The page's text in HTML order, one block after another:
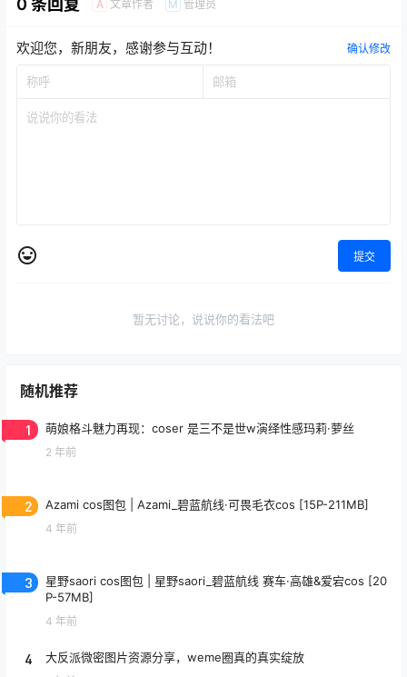
0 条回复 A 文章作者 M 管理员
欢迎您，新朋友，感谢参与互动！ 确认修改
提交
暂无讨论，说说你的看法吧
随机推荐
1 萌娘格斗魅力再现：coser 是三不是世w演绎性感玛莉·萝丝
2 年前
2 Azami cos图包 | Azami_碧蓝航线·可畏毛衣cos [15P-211MB]
4 年前
3
星野saori cos图包 | 星野saori_碧蓝航线 赛车·高雄&爱宕cos [20
P-57MB]
4 年前
4 大反派微密图片资源分享，weme圈真的真实绽放